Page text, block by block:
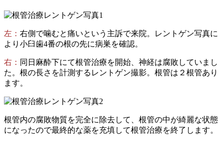
左： 右側で噛むと痛いという主訴で来院。レントゲン写真に
より小臼歯4番の根の先に病巣を確認。
右： 同日麻酔下にて根管治療を開始、神経は腐敗していまし
た。根の長さを計測するレントゲン撮影。根管は２根管あり
ます。
根管内の腐敗物質を完全に除去して、根管の中が綺麗な状態
になったので最終的な薬を充填して根管治療を終了します。